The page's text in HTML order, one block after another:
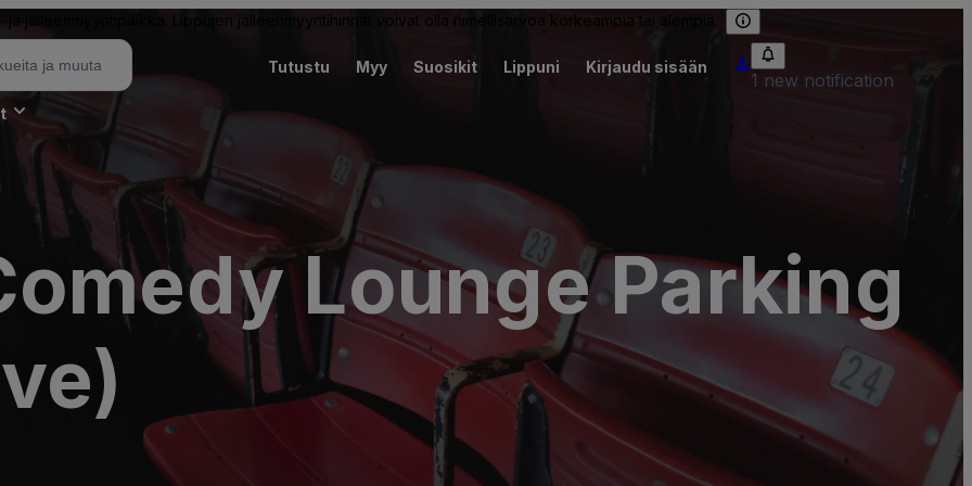
ja jälleenmyyntipaikka. Lippujen jälleenmyyntihinnat voivat olla nimellisarvoa korkeampia tai alempia.
Tutustu Myy Suosikit Lippuni Kirjaudu sisään
1 new notification
Lounge Parking